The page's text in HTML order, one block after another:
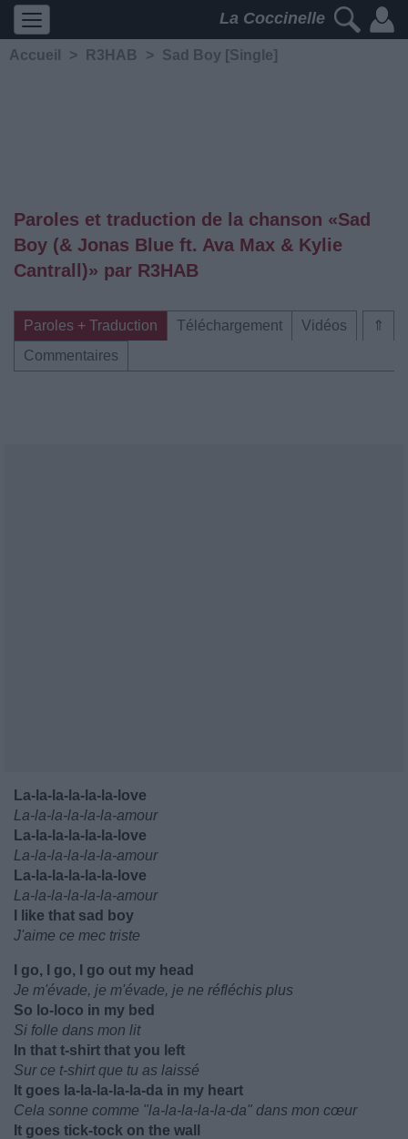
La Coccinelle
Accueil > R3HAB > Sad Boy [Single]
Paroles et traduction de la chanson «Sad
Boy (& Jonas Blue ft. Ava Max & Kylie
Cantrall)» par R3HAB
⇑
Paroles + Traduction Téléchargement
Vidéos
Commentaires
La-la-la-la-la-la-love
La-la-la-la-la-la-amour
La-la-la-la-la-la-love
La-la-la-la-la-la-amour
La-la-la-la-la-la-love
La-la-la-la-la-la-amour
I like that sad boy
J'aime ce mec triste
I go, I go, I go out my head
Je m'évade, je m'évade, je ne réfléchis plus
So lo-loco in my bed
Si folle dans mon lit
In that t-shirt that you left
Sur ce t-shirt que tu as laissé
It goes la-la-la-la-la-da in my heart
Cela sonne comme "la-la-la-la-la-da" dans mon cœur
It goes tick-tock on the wall